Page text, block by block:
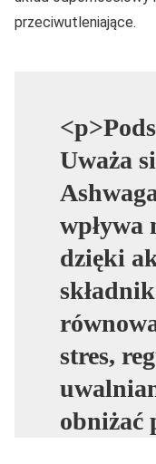
przeciwutleniające.
Uważa
wpływa
dzięki
stres,
obniżać